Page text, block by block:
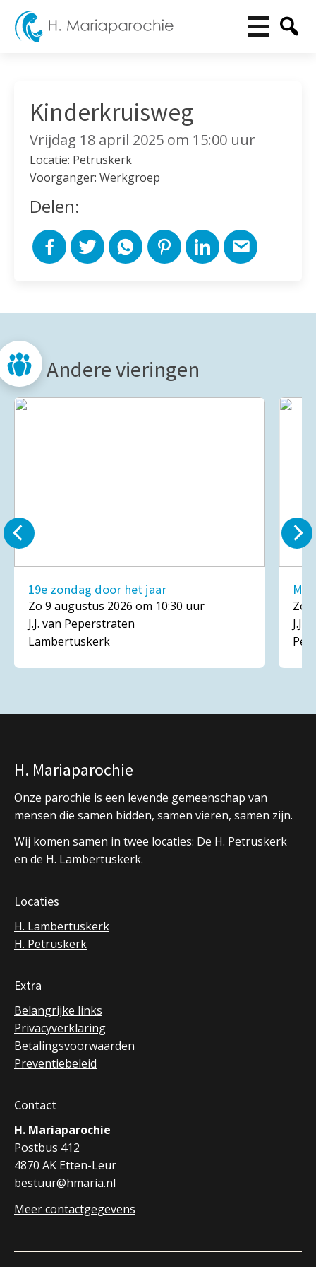
Kinderkruisweg
Vrijdag 18 april 2025 om 15:00 uur
Locatie: Petruskerk
Voorganger: Werkgroep
Delen:
Andere vieringen
19e zondag door het jaar
Zo 9 augustus 2026 om 10:30 uur
J.J. van Peperstraten
Lambertuskerk
Zo
J.J.
H. Mariaparochie
Onze parochie is een levende gemeenschap van
mensen die samen bidden, samen vieren, samen zijn.
Wij komen samen in twee locaties: De H. Petruskerk
en de H. Lambertuskerk.
Locaties
H. Lambertuskerk
H. Petruskerk
Extra
Belangrijke links
Privacyverklaring
Betalingsvoorwaarden
Preventiebeleid
Contact
H. Mariaparochie
Postbus 412
4870 AK Etten-Leur
bestuur@hmaria.nl
Meer contactgegevens